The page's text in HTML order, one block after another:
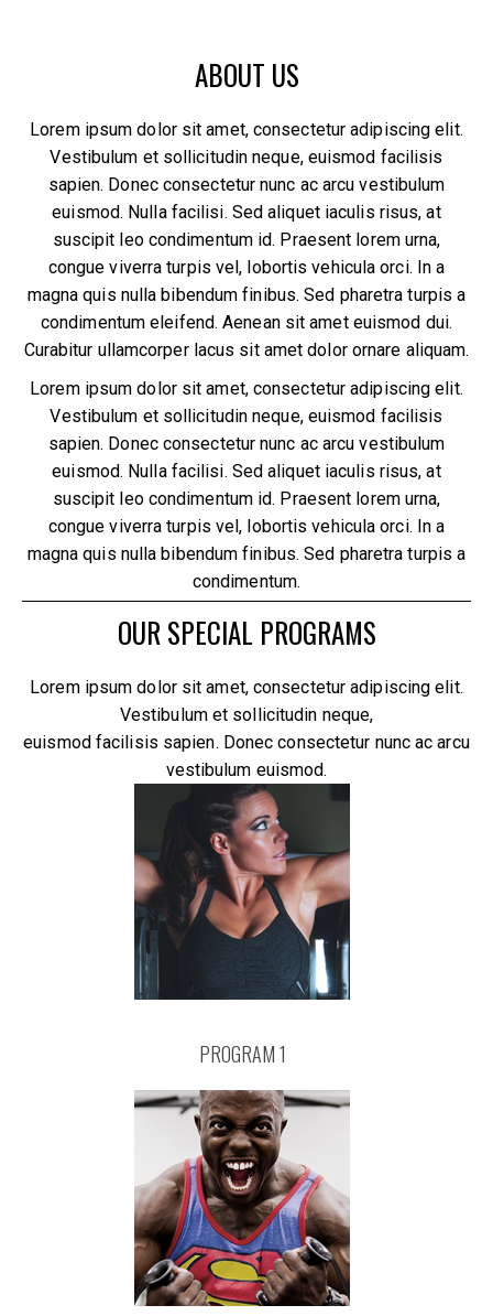
ABOUT US
Lorem ipsum dolor sit amet, consectetur adipiscing elit.
Vestibulum et sollicitudin neque, euismod facilisis
sapien. Donec consectetur nunc ac arcu vestibulum
euismod. Nulla facilisi. Sed aliquet iaculis risus, at
suscipit leo condimentum id. Praesent lorem urna,
congue viverra turpis vel, lobortis vehicula orci. In a
magna quis nulla bibendum finibus. Sed pharetra turpis a
condimentum eleifend. Aenean sit amet euismod dui.
Curabitur ullamcorper lacus sit amet dolor ornare aliquam.
Lorem ipsum dolor sit amet, consectetur adipiscing elit.
Vestibulum et sollicitudin neque, euismod facilisis
sapien. Donec consectetur nunc ac arcu vestibulum
euismod. Nulla facilisi. Sed aliquet iaculis risus, at
suscipit leo condimentum id. Praesent lorem urna,
congue viverra turpis vel, lobortis vehicula orci. In a
magna quis nulla bibendum finibus. Sed pharetra turpis a
condimentum.
OUR SPECIAL PROGRAMS
Lorem ipsum dolor sit amet, consectetur adipiscing elit.
Vestibulum et sollicitudin neque,
euismod facilisis sapien. Donec consectetur nunc ac arcu
vestibulum euismod.
PROGRAM 1